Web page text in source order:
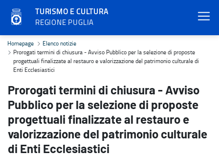
TURISMO E CULTURA
REGIONE PUGLIA
Prorogati termini di chiusura - Avviso Pubblico per la selezione
Homepage
Elenco notizie
Prorogati termini di chiusura - Avviso Pubblico per la selezione di proposte
progettuali finalizzate al restauro e valorizzazione del patrimonio culturale di
Enti Ecclesiastici
Prorogati termini di chiusura - Avviso
Pubblico per la selezione di proposte
progettuali finalizzate al restauro e
valorizzazione del patrimonio culturale
di Enti Ecclesiastici